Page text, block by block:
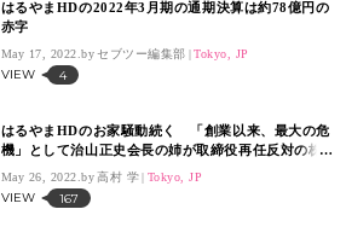
はるやまHDの2022年3月期の通期決算は約78億円の
赤字
May 17, 2022. セブツー編集部 Tokyo, JP
VIEW 4
はるやまHDのお家騒動続く 「創業以来、最大の危
機」として治山正史会長の姉が取締役再任反対の株
May 26, 2022. 高村 学 Tokyo, JP
VIEW 167